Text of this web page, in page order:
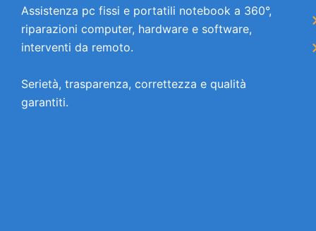
Assistenza pc fissi e portatili notebook a 360°,
riparazioni computer, hardware e software,
interventi da remoto.
Serietà, trasparenza, correttezza e qualità
garantiti.